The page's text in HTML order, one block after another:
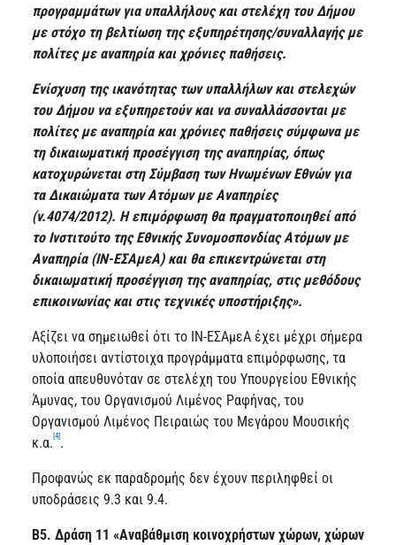
προγραμμάτων για υπαλλήλους και στελέχη του Δήμου
με στόχο τη βελτίωση της εξυπηρέτησης/συναλλαγής με
πολίτες με αναπηρία και χρόνιες παθήσεις.
Ενίσχυση της ικανότητας των υπαλλήλων και στελεχών
του Δήμου να εξυπηρετούν και να συναλλάσσονται με
πολίτες με αναπηρία και χρόνιες παθήσεις σύμφωνα με
τη δικαιωματική προσέγγιση της αναπηρίας, όπως
κατοχυρώνεται στη Σύμβαση των Ηνωμένων Εθνών για
τα Δικαιώματα των Ατόμων με Αναπηρίες
(ν.4074/2012). Η επιμόρφωση θα πραγματοποιηθεί από
το Ινστιτούτο της Εθνικής Συνομοσπονδίας Ατόμων με
Αναπηρία (ΙΝ-ΕΣΑμεΑ) και θα επικεντρώνεται στη
δικαιωματική προσέγγιση της αναπηρίας, στις μεθόδους
επικοινωνίας και στις τεχνικές υποστήριξης».
Αξίζει να σημειωθεί ότι το ΙΝ-ΕΣΑμεΑ έχει μέχρι σήμερα
υλοποιήσει αντίστοιχα προγράμματα επιμόρφωσης, τα
οποία απευθυνόταν σε στελέχη του Υπουργείου Εθνικής
Άμυνας, του Οργανισμού Λιμένος Ραφήνας, του
Οργανισμού Λιμένος Πειραιώς του Μεγάρου Μουσικής
κ.α. [4] .
Προφανώς εκ παραδρομής δεν έχουν περιληφθεί οι
υποδράσεις 9.3 και 9.4.
Β5. Δράση 11 «Αναβάθμιση κοινοχρήστων χώρων, χώρων